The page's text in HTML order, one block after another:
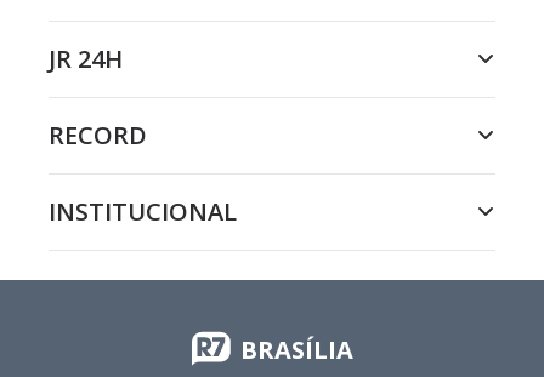
JR 24H
RECORD
INSTITUCIONAL
BRASÍLIA